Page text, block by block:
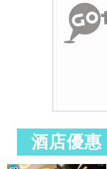
酒店優惠